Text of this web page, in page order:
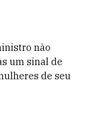
não
um sinal de
de seu